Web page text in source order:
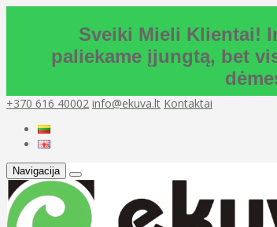
Sveiki Mieli Klientai!
paliekame įjungtą, bet
+370 616 40002 info@ekuva.lt Kontaktai
Navigacija